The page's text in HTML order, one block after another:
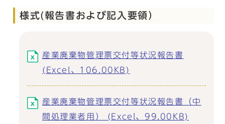
様式(報告書および記入要領）
産業廃棄物管理票交付等状況報告書
(Excel、106.00KB)
産業廃棄物管理票交付等状況報告書（中
間処理業者用） (Excel、99.00KB)